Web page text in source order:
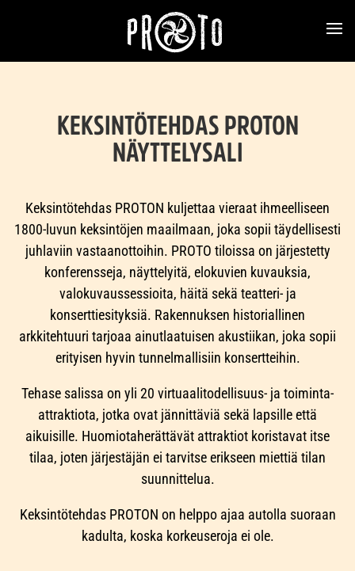
KEKSINTÖTEHDAS PROTON
NÄYTTELYSALI
Keksintötehdas PROTON kuljettaa vieraat ihmeelliseen
1800-luvun keksintöjen maailmaan, joka sopii täydellisesti
juhlaviin vastaanottoihin. PROTO tiloissa on järjestetty
konferensseja, näyttelyitä, elokuvien kuvauksia,
valokuvaussessioita, häitä sekä teatteri- ja
konserttiesityksiä. Rakennuksen historiallinen
arkkitehtuuri tarjoaa ainutlaatuisen akustiikan, joka sopii
erityisen hyvin tunnelmallisiin konsertteihin.
Tehase salissa on yli 20 virtuaalitodellisuus- ja toiminta-
attraktiota, jotka ovat jännittäviä sekä lapsille että
aikuisille. Huomiotaherättävät attraktiot koristavat itse
tilaa, joten järjestäjän ei tarvitse erikseen miettiä tilan
suunnittelua.
Keksintötehdas PROTON on helppo ajaa autolla suoraan
kadulta, koska korkeuseroja ei ole.